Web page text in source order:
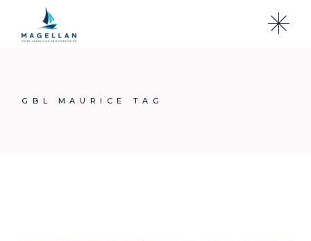
content
GBL MAURICE TAG